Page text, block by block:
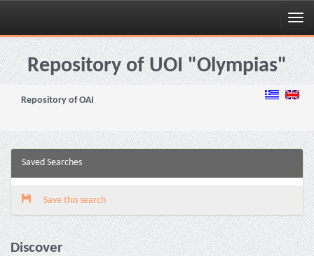
Skip
navigationRepository of UOI "Olympias"
Repository of OAI
Saved Searches
Save this search
Discover